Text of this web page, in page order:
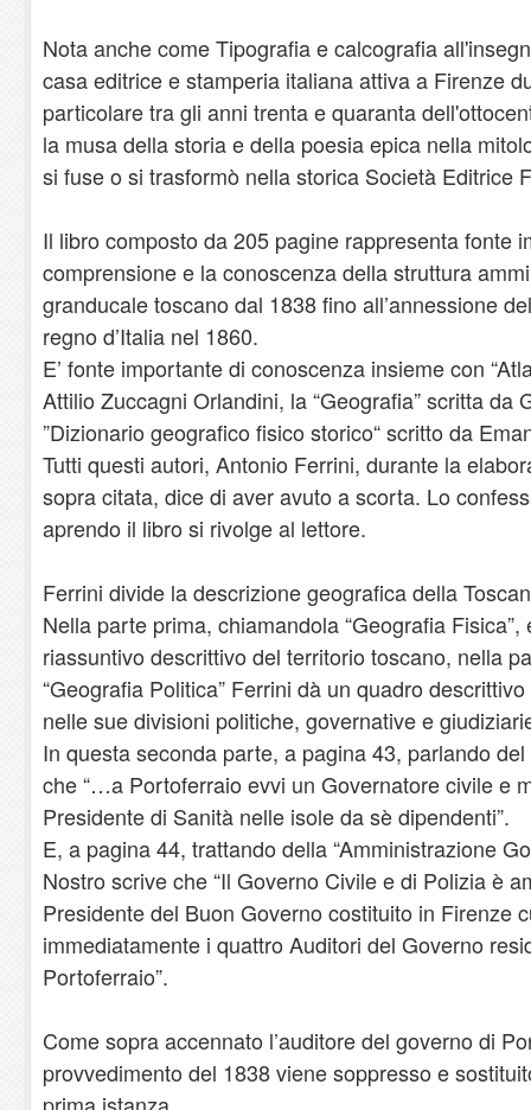
Nota anche come Tipografia e calcografia
casa editrice e stamperia italiana attiva a Firenze
particolare tra gli anni trenta e quaranta
la musa della storia e della poesia epica nella
si fuse o si trasformò nella storica Società Editrice
Il libro composto da 205 pagine rappresenta fonte
comprensione e la conoscenza della struttura
granducale toscano dal 1838 fino all’annessione
regno d’Italia nel 1860.
E’ fonte importante di conoscenza insieme con
Attilio Zuccagni Orlandini, la “Geografia” scritta da
”Dizionario geografico fisico storico“ scritto da
Tutti questi autori, Antonio Ferrini, durante la
sopra citata, dice di aver avuto a scorta. Lo
aprendo il libro si rivolge al lettore.
Ferrini divide la descrizione geografica della
Nella parte prima, chiamandola “Geografia
riassuntivo descrittivo del territorio toscano, nella
“Geografia Politica” Ferrini dà un quadro
nelle sue divisioni politiche, governative e
In questa seconda parte, a pagina 43, parlando
che “…a Portoferraio evvi un Governatore civile e
Presidente di Sanità nelle isole da sè dipendenti”.
E, a pagina 44, trattando della “Amministrazione
Nostro scrive che “Il Governo Civile e di Polizia è
Presidente del Buon Governo costituito in Firenze
immediatamente i quattro Auditori del Governo
Portoferraio”.
Come sopra accennato l’auditore del governo di
provvedimento del 1838 viene soppresso e